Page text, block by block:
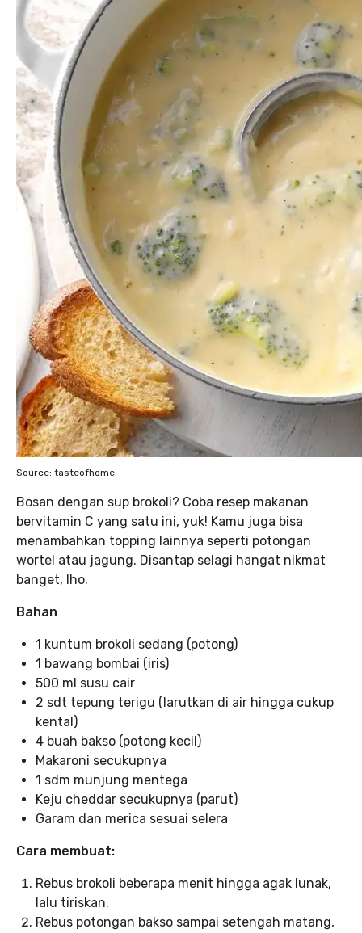
Source: tasteofhome
Bosan dengan sup brokoli? Coba resep makanan
bervitamin C yang satu ini, yuk! Kamu juga bisa
menambahkan topping lainnya seperti potongan
wortel atau jagung. Disantap selagi hangat nikmat
banget, lho.
Bahan
1 kuntum brokoli sedang (potong)
1 bawang bombai (iris)
500 ml susu cair
2 sdt tepung terigu (larutkan di air hingga cukup
kental)
4 buah bakso (potong kecil)
Makaroni secukupnya
1 sdm munjung mentega
Keju cheddar secukupnya (parut)
Garam dan merica sesuai selera
Cara membuat:
Rebus brokoli beberapa menit hingga agak lunak,
lalu tiriskan.
Rebus potongan bakso sampai setengah matang,